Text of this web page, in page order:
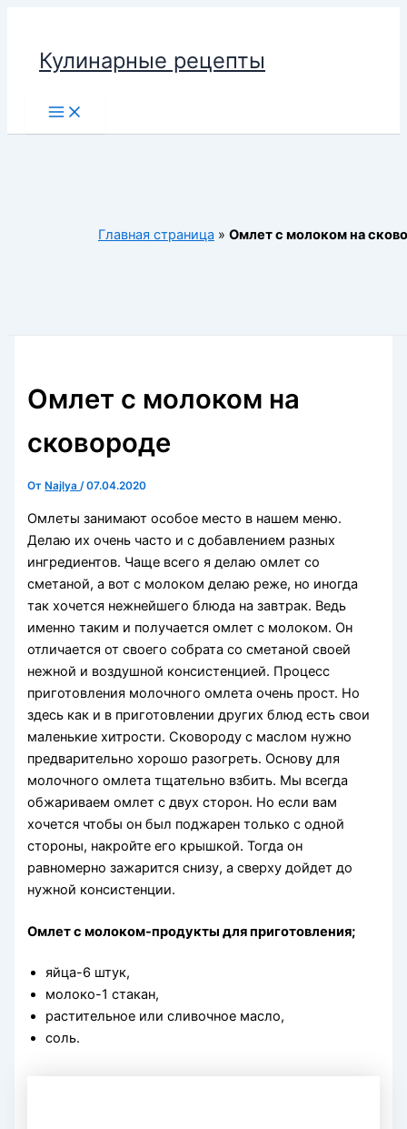
содержимому
Кулинарные рецепты
Main
Menu
Главная страница » Омлет с молоком на
Омлет с молоком на
сковороде
От Najlya/07.04.2020
Омлеты занимают особое место в нашем меню.
Делаю их очень часто и с добавлением разных
ингредиентов. Чаще всего я делаю омлет со
сметаной, а вот с молоком делаю реже, но иногда
так хочется нежнейшего блюда на завтрак. Ведь
именно таким и получается омлет с молоком. Он
отличается от своего собрата со сметаной своей
нежной и воздушной консистенцией. Процесс
приготовления молочного омлета очень прост. Но
здесь как и в приготовлении других блюд есть свои
маленькие хитрости. Сковороду с маслом нужно
предварительно хорошо разогреть. Основу для
молочного омлета тщательно взбить. Мы всегда
обжариваем омлет с двух сторон. Но если вам
хочется чтобы он был поджарен только с одной
стороны, накройте его крышкой. Тогда он
равномерно зажарится снизу, а сверху дойдет до
нужной консистенции.
Омлет с молоком-продукты для приготовления;
яйца-6 штук,
молоко-1 стакан,
растительное или сливочное масло,
соль.